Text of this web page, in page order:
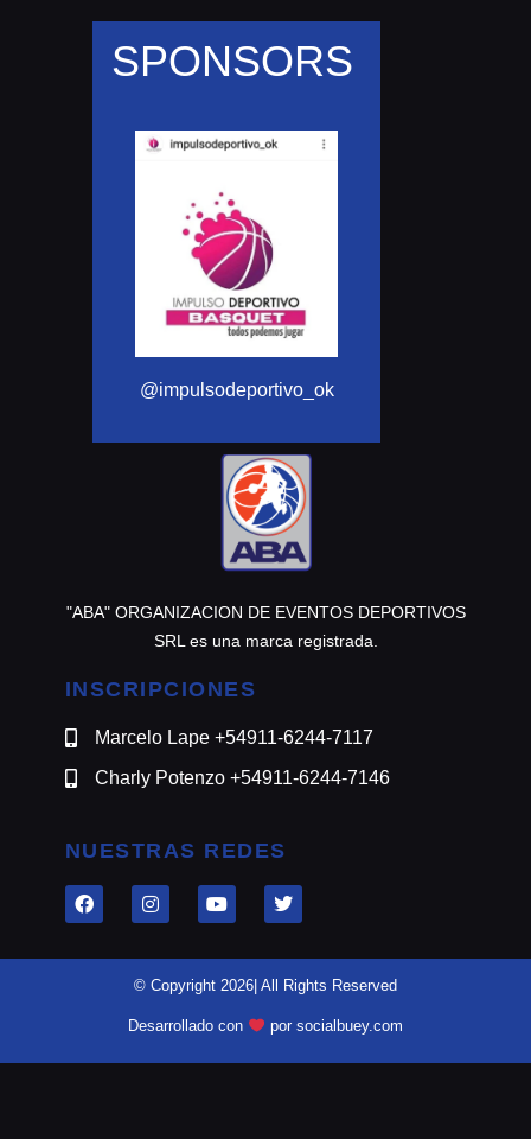
SPONSORS
@impulsodeportivo_ok
"ABA" ORGANIZACION DE EVENTOS DEPORTIVOS
SRL es una marca registrada.
INSCRIPCIONES
Marcelo Lape +54911-6244-7117
Charly Potenzo +54911-6244-7146
NUESTRAS REDES
© Copyright 2026| All Rights Reserved
Desarrollado con por socialbuey.com